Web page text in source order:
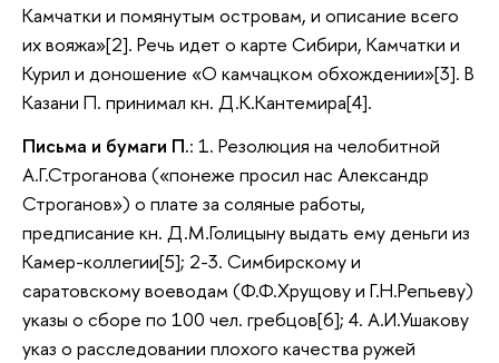
Камчатки и помянутым островам, и описание всего
их вояжа»[2]. Речь идет о карте Сибири, Камчатки и
Курил и доношение «О камчацком обхождении»[3]. В
Казани П. принимал кн. Д.К.Кантемира[4].
Письма и бумаги П.: 1. Резолюция на челобитной
А.Г.Строганова («понеже просил нас Александр
Строганов») о плате за соляные работы,
предписание кн. Д.М.Голицыну выдать ему деньги из
Камер-коллегии[5]; 2-3. Симбирскому и
саратовскому воеводам (Ф.Ф.Хрущову и Г.Н.Репьеву)
указы о сборе по 100 чел. гребцов[6]; 4. А.И.Ушакову
указ о расследовании плохого качества ружей